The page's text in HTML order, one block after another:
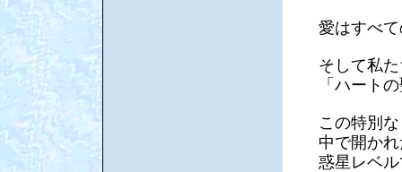
愛はすべ
そして私
「ハート
この特別
中で開か
惑星レベ